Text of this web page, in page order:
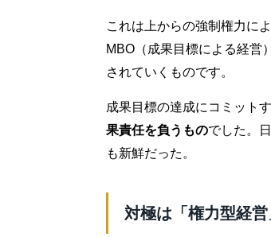
これは上からの強制権力に
MBO（成果目標による経営
されていくものです。
成果目標の達成にコミット
果責任を負うものでした。
も新鮮だった。
対極は「権力型経営